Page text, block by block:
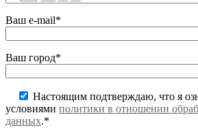
Ваш e-mail*
Ваш город*
Настоящим подтверждаю, что я
условиями политики в отношении
данных.*